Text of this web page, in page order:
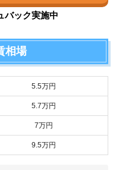
バック実施中
相場
5.5万円
5.7万円
7万円
9.5万円